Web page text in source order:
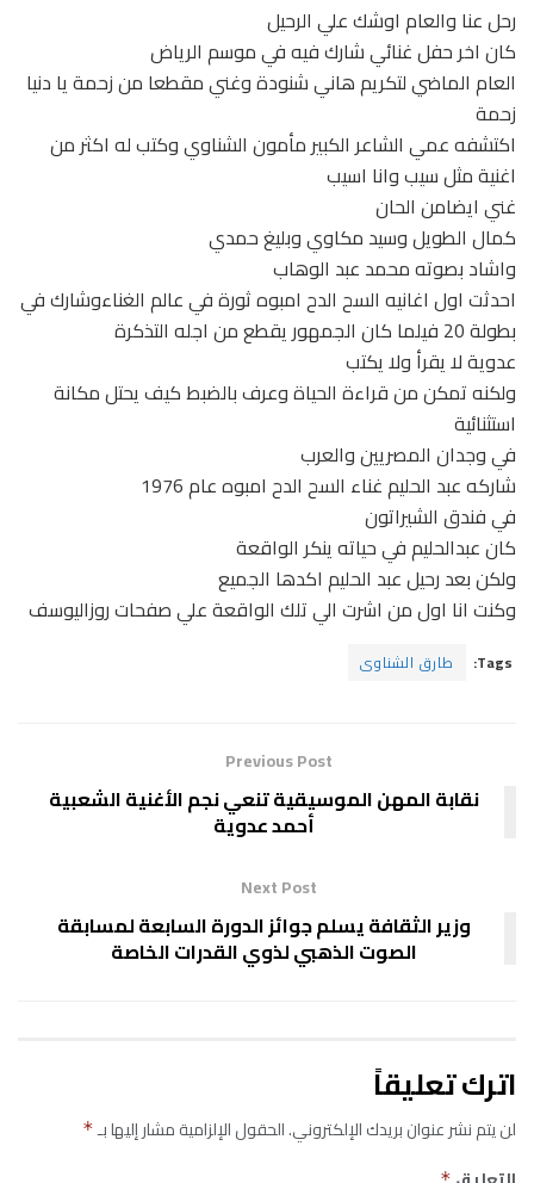
رحل عنا والعام اوشك علي الرحيل
كان اخر حفل غنائي شارك فيه في موسم الرياض
العام الماضي لتكريم هاني شنودة وغني مقطعا من زحمة يا دنيا
زحمة
اكتشفه عمي الشاعر الكبير مأمون الشناوي وكتب له اكثر من
اغنية مثل سيب وانا اسيب
غني ايضامن الحان
كمال الطويل وسيد مكاوي وبليغ حمدي
واشاد بصوته محمد عبد الوهاب
احدثت اول اغانيه السح الدح امبوه ثورة في عالم الغناءوشارك في
بطولة 20 فيلما كان الجمهور يقطع من اجله التذكرة
عدوية لا يقرأ ولا يكتب
ولكنه تمكن من قراءة الحياة وعرف بالضبط كيف يحتل مكانة
استثنائية
في وجدان المصريين والعرب
شاركه عبد الحليم غناء السح الدح امبوه عام 1976
في فندق الشيراتون
كان عبدالحليم في حياته ينكر الواقعة
ولكن بعد رحيل عبد الحليم اكدها الجميع
وكنت انا اول من اشرت الي تلك الواقعة علي صفحات روزاليوسف
Tags: طارق الشناوى
Previous Post
نقابة المهن الموسيقية تنعي نجم الأغنية الشعبية
أحمد عدوية
Next Post
وزير الثقافة يسلم جوائز الدورة السابعة لمسابقة
الصوت الذهبي لذوي القدرات الخاصة
اترك تعليقاً
لن يتم نشر عنوان بريدك الإلكتروني.الحقول الإلزامية مشار إليها بـ*
*